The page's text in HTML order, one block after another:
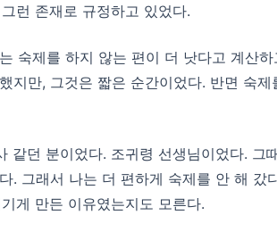
런 존재로 규정하고 있었다.
숙제를 하지 않는 편이 더 낫다고 계산
만, 그것은 짧은 순간이었다. 반면 숙
던 분이었다. 조귀령 선생님이었다. 그
그래서 나는 더 편하게 숙제를 안 해 갔
게 만든 이유였는지도 모른다.